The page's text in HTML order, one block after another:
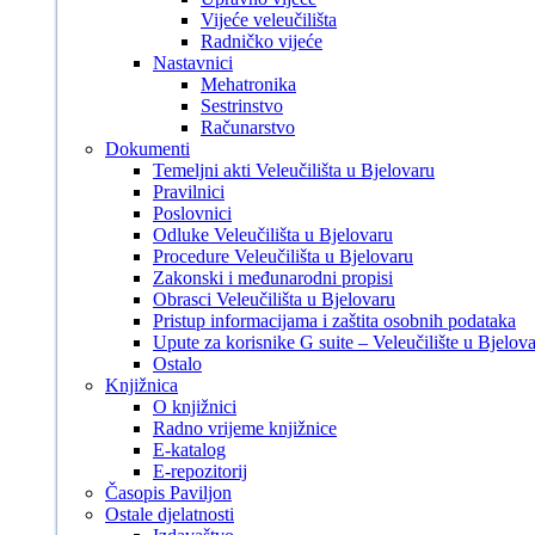
Vijeće veleučilišta
Radničko vijeće
Nastavnici
Mehatronika
Sestrinstvo
Računarstvo
Dokumenti
Temeljni akti Veleučilišta u Bjelovaru
Pravilnici
Poslovnici
Odluke Veleučilišta u Bjelovaru
Procedure Veleučilišta u Bjelovaru
Zakonski i međunarodni propisi
Obrasci Veleučilišta u Bjelovaru
Pristup informacijama i zaštita osobnih podataka
Upute za korisnike G suite – Veleučilište u
Ostalo
Knjižnica
O knjižnici
Radno vrijeme knjižnice
E-katalog
E-repozitorij
Časopis Paviljon
Ostale djelatnosti